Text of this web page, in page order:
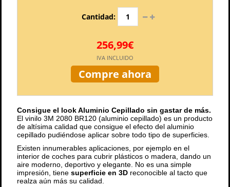
Cantidad:
256,99€
IVA INCLUIDO
Compre ahora
Consigue el look Aluminio Cepillado sin gastar de más.
El vinilo 3M 2080 BR120 (aluminio cepillado) es un producto
de altísima calidad que consigue el efecto del aluminio
cepillado pudiéndose aplicar sobre todo tipo de superficies.
Existen innumerables aplicaciones, por ejemplo en el
interior de coches para cubrir plásticos o madera, dando un
aire moderno, deportivo y elegante. No es una simple
impresión, tiene superficie en 3D reconocible al tacto que
realza aún más su calidad.